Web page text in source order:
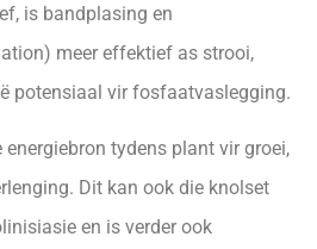
is bandplasing en
meer effektief as strooi,
potensiaal vir fosfaatvaslegging.
energiebron tydens plant vir groei,
Dit kan ook die knolset
en is verder ook